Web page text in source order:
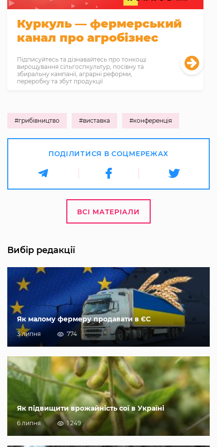
Куркуль — фермерський
канал про агробізнес
Підписуйтесь та дізнавайтесь про тонкощі
вирощування сільгоспкультур, посівну та
збиральну кампанії, аграрні реформи,
переробку та збут продукції
#грибівництво #виставка #конференція
ПОДІЛИТИСЯ В СОЦМЕРЕЖАХ
ВСІ МАТЕРІАЛИ
Вибір редакції
Як малому фермеру продавати в ЄС
3 липня 774
Як підвищити врожайність сої в Україні
6 липня 1 249